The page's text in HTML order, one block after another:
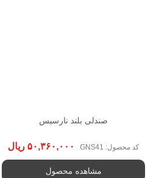
صندلی بلند نارسیس
کد محصول: GNS41 ۵۰,۳۶۰,۰۰۰ ریال
مشاهده محصول